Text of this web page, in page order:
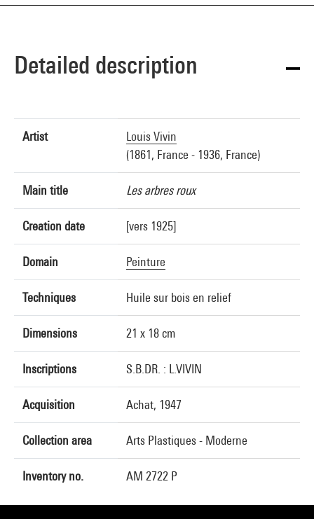
Detailed description
Artist
Louis Vivin
(1861, France - 1936, France)
Main title Les arbres roux
Creation date [vers 1925]
Domain Peinture
Techniques Huile sur bois en relief
Dimensions 21 x 18 cm
Inscriptions S.B.DR. : L.VIVIN
Acquisition Achat, 1947
Collection area Arts Plastiques - Moderne
Inventory no. AM 2722 P